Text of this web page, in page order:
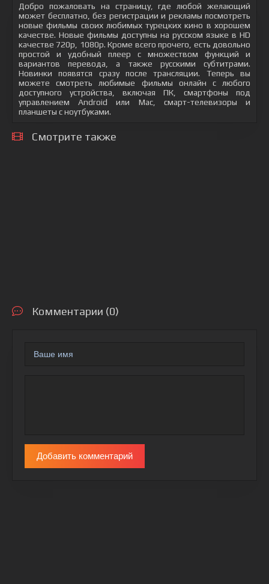
Добро пожаловать на страницу, где любой желающий
может бесплатно, без регистрации и рекламы посмотреть
новые фильмы своих любимых турецких кино в хорошем
качестве. Новые фильмы доступны на русском языке в HD
качестве 720p, 1080p. Кроме всего прочего, есть довольно
простой и удобный плеер с множеством функций и
вариантов перевода, а также русскими субтитрами.
Новинки появятся сразу после трансляции. Теперь вы
можете смотреть любимые фильмы онлайн с любого
доступного устройства, включая ПК, смартфоны под
управлением Android или Mac, смарт-телевизоры и
планшеты с ноутбуками.
Смотрите также
Комментарии (0)
Добавить комментарий